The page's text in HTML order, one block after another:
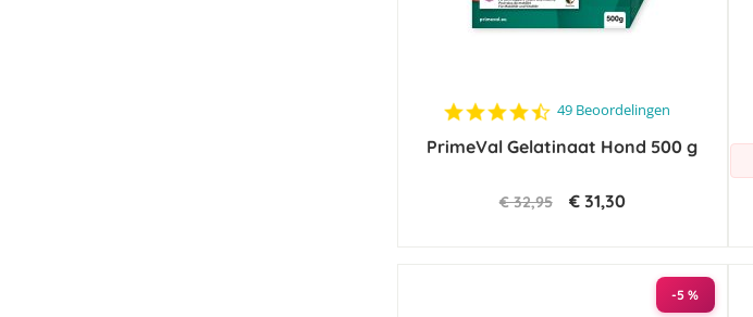
4.6
rating
49 Beoordelingen
PrimeVal Gelatinaat Hond 500 g
€ 32,95 € 31,30
-5 %